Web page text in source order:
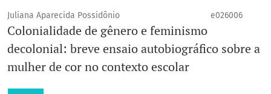
Juliana Aparecida Possidônio e026006
Colonialidade de gênero e feminismo
decolonial: breve ensaio autobiográfico sobre a
mulher de cor no contexto escolar